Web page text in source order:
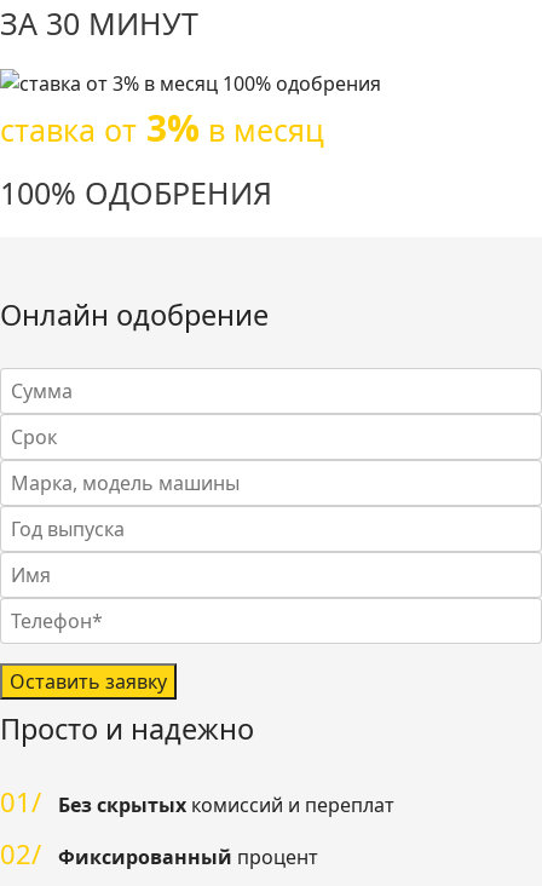
ЗА 30 МИНУТ
ставка от 3% в месяц
100% ОДОБРЕНИЯ
Онлайн одобрение
Оставить заявку
Просто и надежно
01/ Без скрытых комиссий и переплат
02/ Фиксированный процент